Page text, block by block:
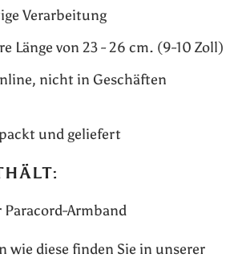
Verarbeitung
Länge von 23 - 26 cm. (9-10 Zoll)
nicht in Geschäften
und geliefert
:
Paracord-Armband
wie diese finden Sie in unserer